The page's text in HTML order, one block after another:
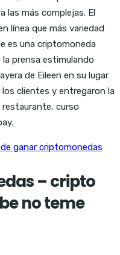
las más complejas. El
línea que más variedad
es una criptomoneda
prensa estimulando
de Eileen en su lugar
clientes y entregaron la
restaurante, curso
ganar criptomonedas
– cripto
no teme